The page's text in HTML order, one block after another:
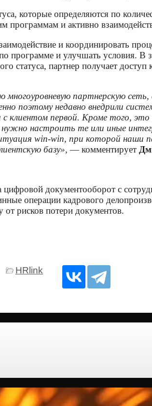
которые определяются по
программам и активно
и координировать
программе и улучшать условия. В
статуса, партнер получает
партнерскую
поэтому недавно внедрили
с клиентом первой. Кроме того,
настроить те или иные
win-win, при которой наши
базу»,— комментирует
цифровой документооборот с
операции кадрового
от рисков потери документов.
HRlink